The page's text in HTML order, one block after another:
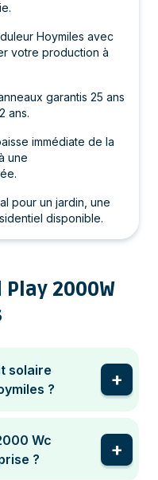
Hoymiles avec
votre production à
garantis 25 ans
ans.
immédiate de la
une
pour un jardin, une
disponible.
Play 2000W
solaire
?
Wc
?